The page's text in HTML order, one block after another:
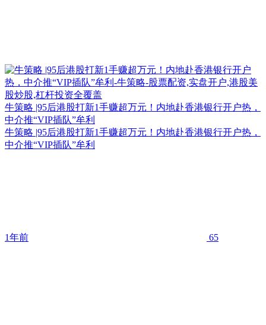
牛策略 |95后港股打新1手赚超万元！内地赴香港银行开户热，
中介推“VIP插队”牟利
牛策略 |95后港股打新1手赚超万元！内地赴香港银行开户热，
中介推“VIP插队”牟利
1年前 65